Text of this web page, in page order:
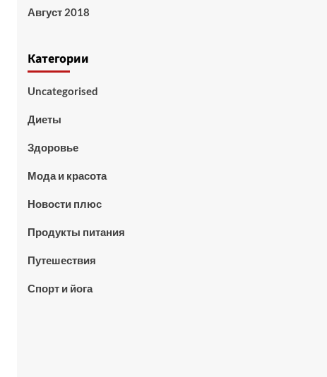
Август 2018
Категории
Uncategorised
Диеты
Здоровье
Мода и красота
Новости плюс
Продукты питания
Путешествия
Спорт и йога